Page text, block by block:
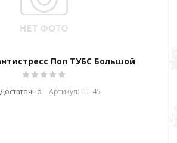
Поп ТУБС Большой
Достаточно Артикул: ПТ-45